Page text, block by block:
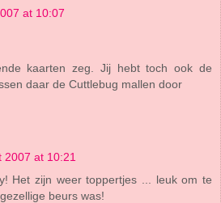
at 10:07
kaarten zeg. Jij hebt toch ook de
daar de Cuttlebug mallen door
2007 at 10:21
Het zijn weer toppertjes ... leuk om te
beurs was!